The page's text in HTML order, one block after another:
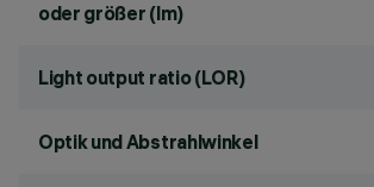
oder größer (lm)
Light output ratio (LOR)
Optik und Abstrahlwinkel